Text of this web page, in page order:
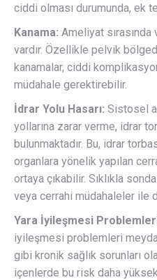
ciddi olması durumunda, ek
Kanama: Ameliyat
vardır. Özellikle pelvik
kanamalar, ciddi
müdahale gerektirebilir.
İdrar Yolu Hasarı: Sistosel
yollarına zarar verme, idrar
bulunmaktadır. Bu, idrar
organlara yönelik yapılan
ortaya çıkabilir. Sıklıkla
veya cerrahi müdahaleler ile
Yara İyileşmesi
iyileşmesi problemleri
gibi kronik sağlık sorunları
içenlerde bu risk daha